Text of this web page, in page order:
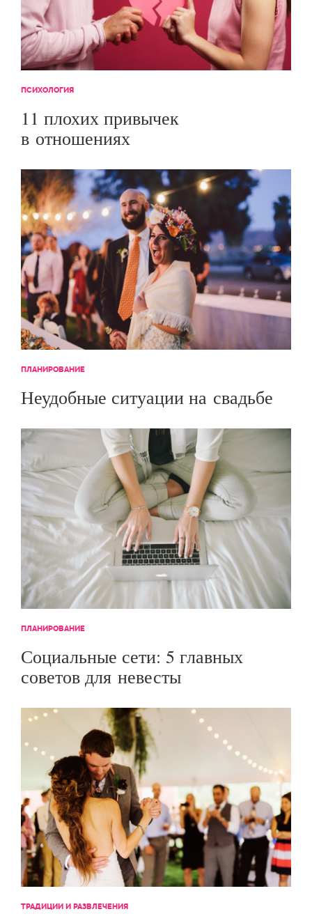
ПСИХОЛОГИЯ
11 плохих привычек
в отношениях
ПЛАНИРОВАНИЕ
Неудобные ситуации на свадьбе
ПЛАНИРОВАНИЕ
Социальные сети: 5 главных
советов для невесты
ТРАДИЦИИ И РАЗВЛЕЧЕНИЯ